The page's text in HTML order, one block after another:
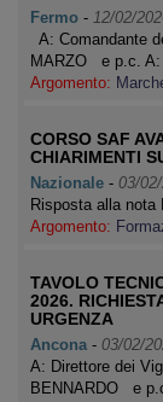
Fermo - 12/02/
A: Comandante
MARZO e p.c.
Argomento:
CORSO SAF
CHIARIMENTI
Nazionale - 03/
Risposta alla nota
Argomento:
TAVOLO
2026.
URGENZA
Ancona - 03/02/
A: Direttore dei
BENNARDO e